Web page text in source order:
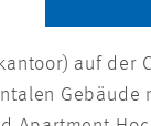
auf
Gebäude